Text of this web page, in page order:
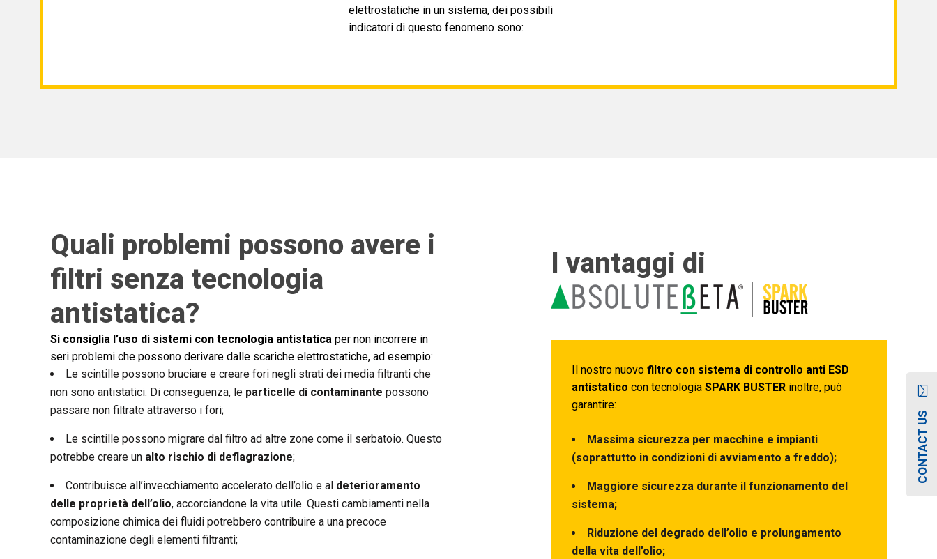
elettrostatiche in un sistema, dei possibili
indicatori di questo fenomeno sono:
Quali problemi possono avere i
filtri senza tecnologia
antistatica?
Si consiglia l’uso di sistemi con tecnologia antistatica per non incorrere in
seri problemi che possono derivare dalle scariche elettrostatiche, ad esempio:
Le scintille possono bruciare e creare fori negli strati dei media filtranti che
non sono antistatici. Di conseguenza, le particelle di contaminante possono
passare non filtrate attraverso i fori;
Le scintille possono migrare dal filtro ad altre zone come il serbatoio. Questo
potrebbe creare un alto rischio di deflagrazione;
Contribuisce all’invecchiamento accelerato dell’olio e al deterioramento
delle proprietà dell’olio, accorciandone la vita utile. Questi cambiamenti nella
composizione chimica dei fluidi potrebbero contribuire a una precoce
contaminazione degli elementi filtranti;
I vantaggi di
Il nostro nuovo filtro con sistema di controllo anti ESD
antistatico con tecnologia SPARK BUSTERinoltre, può
garantire:
Massima sicurezza per macchine e impianti
(soprattutto in condizioni di avviamento a freddo);
Maggiore sicurezza durante il funzionamento del
sistema;
Riduzione del degrado dell’olio e prolungamento
della vita dell’olio;
CONTACT US